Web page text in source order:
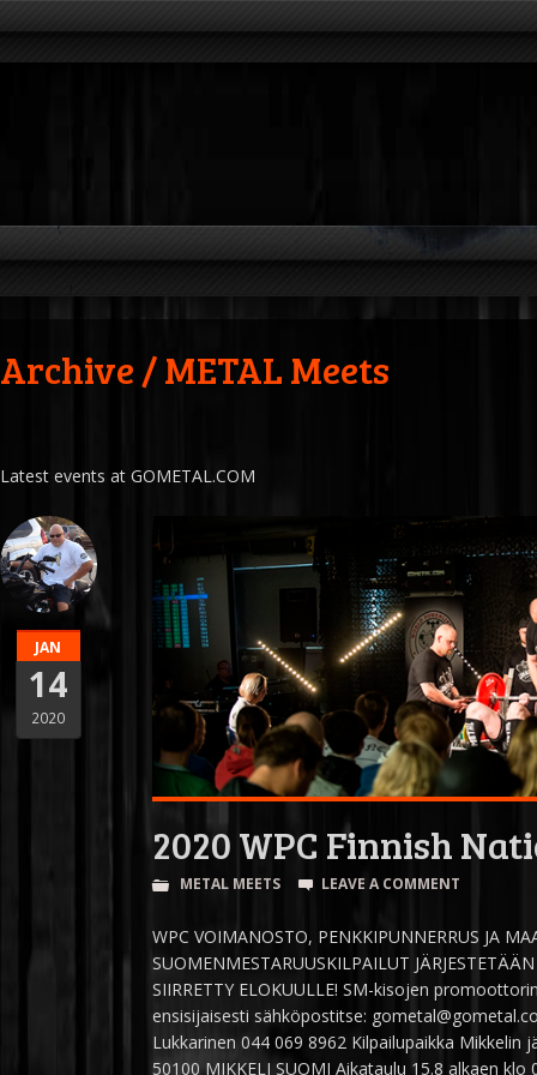
Archive / METAL Meets
Latest events at GOMETAL.COM
JAN
14
2020
2020 WPC Finnish
METAL MEETS LEAVE A COMMENT
WPC VOIMANOSTO, PENKKIPUNNERRUS JA
SUOMENMESTARUUSKILPAILUT
SIIRRETTY ELOKUULLE! SM-kisojen
ensisijaisesti sähköpostitse:
Lukkarinen 044 069 8962 Kilpailupaikka Mikkelin
50100 MIKKELI SUOMI Aikataulu 15.8 alkaen klo